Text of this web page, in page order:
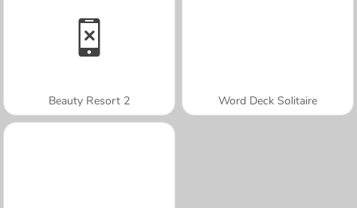
Beauty Resort 2 Word Deck Solitaire